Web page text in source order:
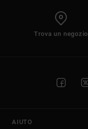
Trova un negozio
AIUTO